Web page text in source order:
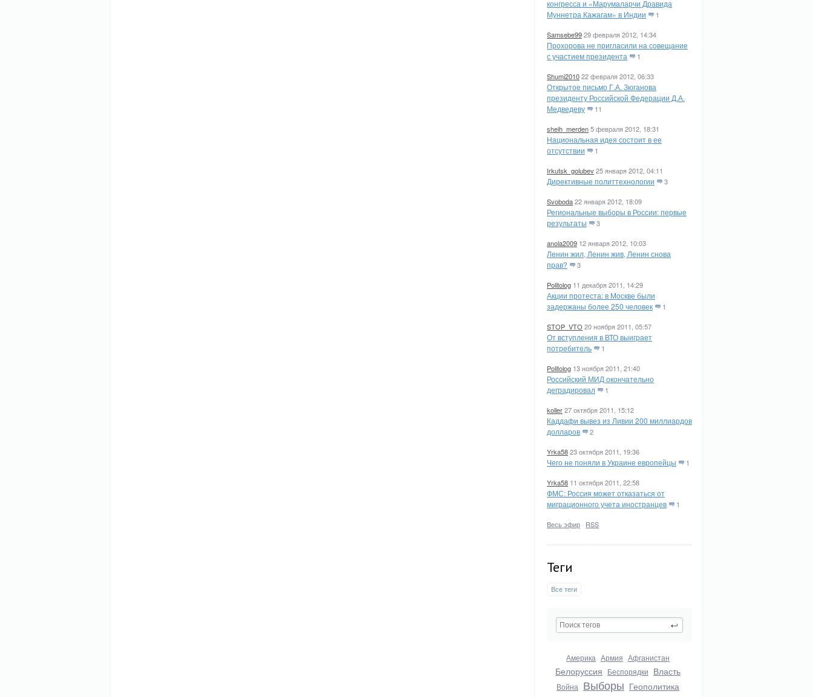
конгресса и «Марумаларчи Дравида
Муннетра Кажагам» в Индии
1
Samsebe9929 февраля 2012, 14:34
Прохорова не пригласили на совещание
с участием президента
1
Shumi201022 февраля 2012, 06:33
Открытое письмо Г.А. Зюганова
президенту Российской Федерации Д.А.
Медведеву
11
sheih_merden5 февраля 2012, 18:31
Национальная идея состоит в ее
отсутствии
1
Irkutsk_golubev25 января 2012, 04:11
Директивные политтехнологии 3
Svoboda22 января 2012, 18:09
Региональные выборы в России: первые
результаты
3
anola2009 12 января 2012, 10:03
Ленин жил, Ленин жив, Ленин снова
прав?
3
Politolog 11 декабря 2011, 14:29
Акции протеста: в Москве были
задержаны более 250 человек
1
STOP_VTO 20 ноября 2011, 05:57
От вступления в ВТО выиграет
потребитель
1
Politolog 13 ноября 2011, 21:40
Российский МИД окончательно
деградировал
1
koller27 октября 2011, 15:12
Каддафи вывез из Ливии 200 миллиардов
долларов
2
Yrka5823 октября 2011, 19:36
Чего не поняли в Украине европейцы 1
Yrka58 11 октября 2011, 22:58
ФМС: Россия может отказаться от
миграционного учета иностранцев
1
Весь эфир · RSS
Теги
Все теги
Америка Армия Афганистан
Белоруссия Беспорядки Власть
Война Выборы Геополитика